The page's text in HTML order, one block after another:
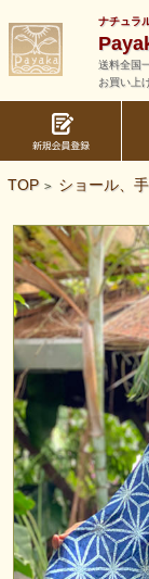
ナチュラ
送料全国
お買い上
TOP > ショール、